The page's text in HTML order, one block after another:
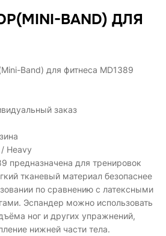
BAND) ДЛЯ
Band) для фитнеса MD1389
заказ
Heavy
предназначена для тренировок
тканевый материал безопаснее
по сравнению с латексными
Эспандер можно использовать
ног и других упражнений,
нижней части тела.